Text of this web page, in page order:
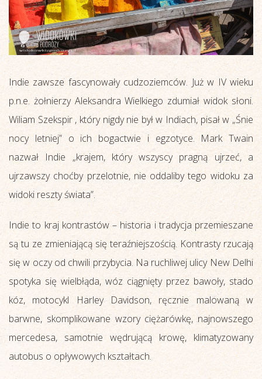
Indie zawsze fascynowały cudzoziemców. Już w IV wieku
p.n.e. żołnierzy Aleksandra Wielkiego zdumiał widok słoni.
Wiliam Szekspir , który nigdy nie był w Indiach, pisał w „Śnie
nocy letniej” o ich bogactwie i egzotyce. Mark Twain
nazwał Indie „krajem, który wszyscy pragną ujrzeć, a
ujrzawszy choćby przelotnie, nie oddaliby tego widoku za
widoki reszty świata”.
Indie to kraj kontrastów – historia i tradycja przemieszane
są tu ze zmieniającą się teraźniejszością. Kontrasty rzucają
się w oczy od chwili przybycia. Na ruchliwej ulicy New Delhi
spotyka się wielbłąda, wóz ciągnięty przez bawoły, stado
kóz, motocykl Harley Davidson, ręcznie malowaną w
barwne, skomplikowane wzory ciężarówkę, najnowszego
mercedesa, samotnie wędrującą krowę, klimatyzowany
autobus o opływowych kształtach.